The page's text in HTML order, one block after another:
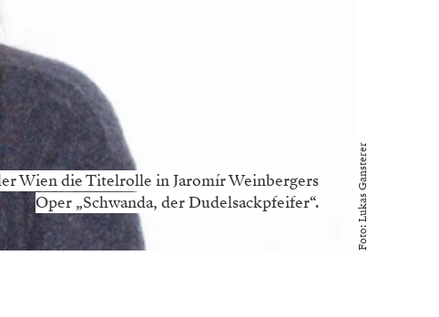
Wien die Titelrolle in Jaromír Weinbergers
Oper „Schwanda, der Dudelsackpfeifer“.
Foto: Lukas Gansterer